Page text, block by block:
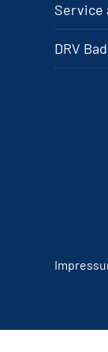
Service
DRV